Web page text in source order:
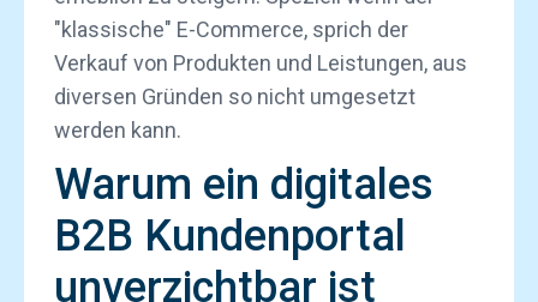
"klassische" E-Commerce, sprich der
Verkauf von Produkten und Leistungen, aus
diversen Gründen so nicht umgesetzt
werden kann.
Warum ein digitales
B2B Kundenportal
unverzichtbar ist